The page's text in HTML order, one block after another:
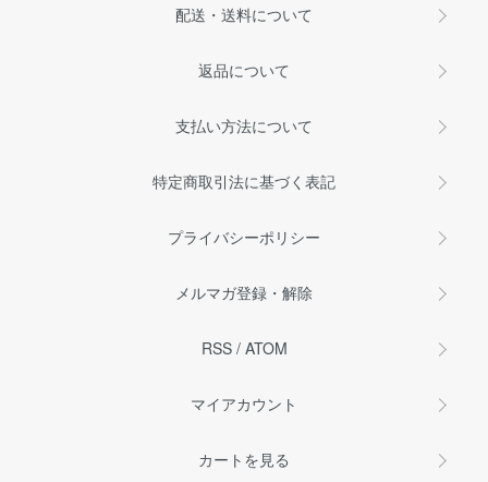
配送・送料について
返品について
支払い方法について
特定商取引法に基づく表記
プライバシーポリシー
メルマガ登録・解除
RSS/ ATOM
マイアカウント
カートを見る